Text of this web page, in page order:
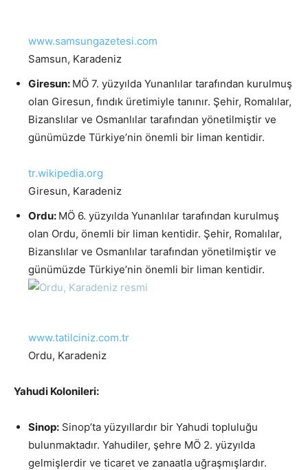
www.samsungazetesi.com
Samsun, Karadeniz
Giresun: MÖ 7. yüzyılda Yunanlılar tarafından kurulmuş
olan Giresun, fındık üretimiyle tanınır. Şehir, Romalılar,
Bizanslılar ve Osmanlılar tarafından yönetilmiştir ve
günümüzde Türkiye’nin önemli bir liman kentidir.
tr.wikipedia.org
Giresun, Karadeniz
Ordu: MÖ 6. yüzyılda Yunanlılar tarafından kurulmuş
olan Ordu, önemli bir liman kentidir. Şehir, Romalılar,
Bizanslılar ve Osmanlılar tarafından yönetilmiştir ve
günümüzde Türkiye’nin önemli bir liman kentidir.
www.tatilciniz.com.tr
Ordu, Karadeniz
Yahudi Kolonileri:
Sinop: Sinop’ta yüzyıllardır bir Yahudi topluluğu
bulunmaktadır. Yahudiler, şehre MÖ 2. yüzyılda
gelmişlerdir ve ticaret ve zanaatla uğraşmışlardır.